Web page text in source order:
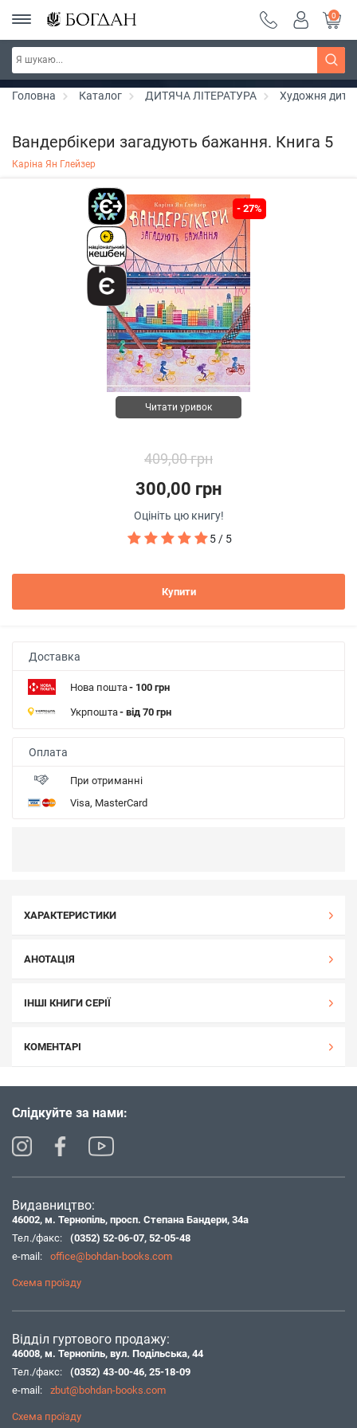
РОЗПРОДАЖ ~ 150 грн ~ 200 грн ~ 250 грн ~
300 грн ~ РОЗПРОДАЖ
Дізнатись більше
0
Головна Каталог ДИТЯЧА ЛІТЕРАТУРА Художня
Вандербікери загадують бажання. Книга 5
Каріна Ян Глейзер
- 27%
Читати уривок
409,00 грн
300,00 грн
Оцініть цю книгу!
5 / 5
Купити
Доставка
Нова пошта- 100 грн
Укрпошта- від 70 грн
Оплата
При отриманні
Visa, MasterCard
ХАРАКТЕРИСТИКИ
АНОТАЦІЯ
ІНШІ КНИГИ СЕРІЇ
КОМЕНТАРІ
Слідкуйте за нами:
Видавництво:
46002, м. Тернопіль, просп. Степана Бандери, 34а
Тел./факс:
(0352) 52-06-07, 52-05-48
e-mail:
office@bohdan-books.com
Схема проїзду
Відділ гуртового продажу:
46008, м. Тернопіль, вул. Подільська, 44
Тел./факс:
(0352) 43-00-46, 25-18-09
e-mail:
zbut@bohdan-books.com
Схема проїзду